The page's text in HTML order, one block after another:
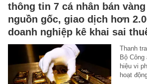
thông tin 7 cá nhân bán
nguồn gốc, giao dịch hơn
doanh nghiệp kê khai sai
Thanh
Bộ Công
hiệu vi
hoạt